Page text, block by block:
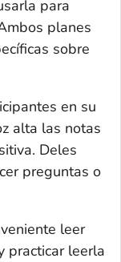
para
planes
sobre
en su
alta las notas
Deles
preguntas o
leer
practicar leerla